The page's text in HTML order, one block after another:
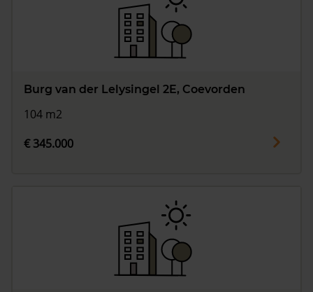
Burg van der Lelysingel 2E, Coevorden
104 m2
€ 345.000